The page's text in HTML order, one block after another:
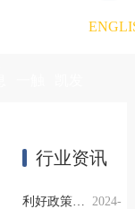
行业资讯
利好政策提振钢市信心，四季度行业需求或小幅上升 2024-